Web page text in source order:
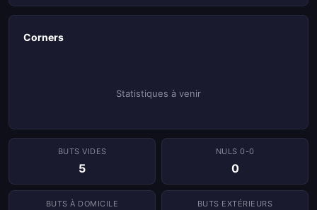
Corners
Statistiques à venir
BUTS VIDES
5
NULS 0-0
0
BUTS À DOMICILE BUTS EXTÉRIEURS